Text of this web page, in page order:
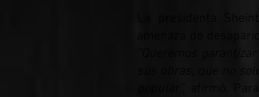
La presidenta
amenaza de
“Queremos
sus obras, que no
afirmó.